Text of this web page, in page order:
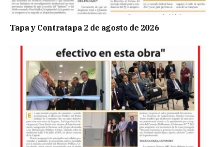
Tapa y Contratapa 2 de agosto de 2026